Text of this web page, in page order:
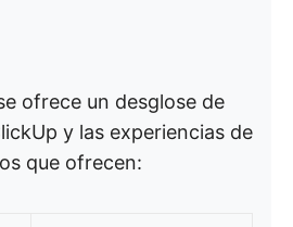
ofrece un desglose de
y las experiencias de
que ofrecen: